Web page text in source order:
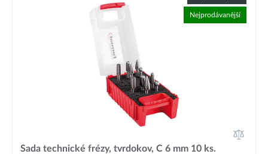
Nejprodávanější
Sada technické frézy, tvrdokov, C 6 mm 10 ks.